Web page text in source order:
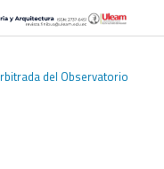
del Observatorio